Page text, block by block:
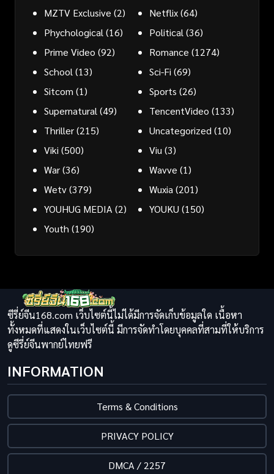
MZTV Exclusive (2) Netflix(64)
Phychological (16) Political (36)
Prime Video (92) Romance (1274)
School (13) Sci-Fi (69)
Sitcom (1) Sports (26)
Supernatural (49) TencentVideo (133)
Thriller(215) Uncategorized (10)
Viki (500) Viu (3)
War(36) Wavve (1)
Wetv(379) Wuxia (201)
YOUHUG MEDIA (2) YOUKU (150)
Youth (190)
ซีรี่ย์จีน168.com เว็บไซต์นี้ไม่ได้มีการจัดเก็บข้อมูลใด เนื้อหา
ทั้งหมดที่แสดงในเว็บไซต์นี้ มีการจัดทำโดยบุคคลที่สามที่ให้บริการ
ดูซีรี่ย์จีนพากย์ไทยฟรี
INFORMATION
Terms & Conditions
PRIVACY POLICY
DMCA / 2257